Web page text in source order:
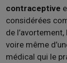
contraceptive
considérées
de
voire même
médical qui le